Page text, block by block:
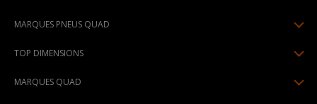
MARQUES PNEUS QUAD
Pneus BKT
TOP DIMENSIONS
MARQUES QUAD